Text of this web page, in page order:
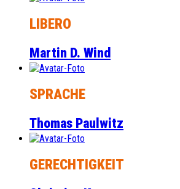
LIBERO
Martin D. Wind
SPRACHE
Thomas Paulwitz
GERECHTIGKEIT